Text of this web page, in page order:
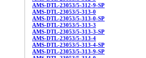
AMS-DTL-23053/5-312-9-SP
AMS-DTL-23053/5-313-0
AMS-DTL-23053/5-313-0-SP
AMS-DTL-23053/5-313-3
AMS-DTL-23053/5-313-3-SP
AMS-DTL-23053/5-313-4
AMS-DTL-23053/5-313-4-SP
AMS-DTL-23053/5-313-9-SP